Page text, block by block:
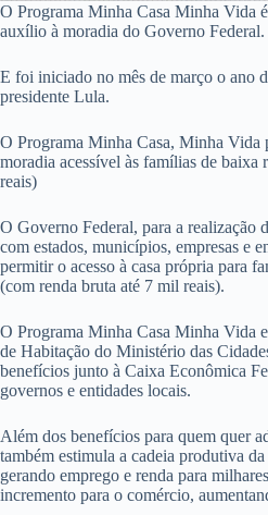
O Programa Minha Casa Minha Vida
auxílio à moradia do Governo Federal.
E foi iniciado no mês de março o ano
presidente Lula.
O Programa Minha Casa, Minha Vida
moradia acessível às famílias de baixa
reais)
O Governo Federal, para a realização
com estados, municípios, empresas e
permitir o acesso à casa própria para
(com renda bruta até 7 mil reais).
O Programa Minha Casa Minha Vida
de Habitação do Ministério das
benefícios junto à Caixa Econômica
governos e entidades locais.
Além dos benefícios para quem quer
também estimula a cadeia produtiva
gerando emprego e renda para
incremento para o comércio,